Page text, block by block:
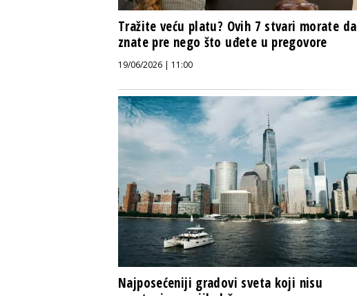
Tražite veću platu? Ovih 7 stvari morate da
znate pre nego što uđete u pregovore
19/06/2026 | 11:00
Najposećeniji gradovi sveta koji nisu